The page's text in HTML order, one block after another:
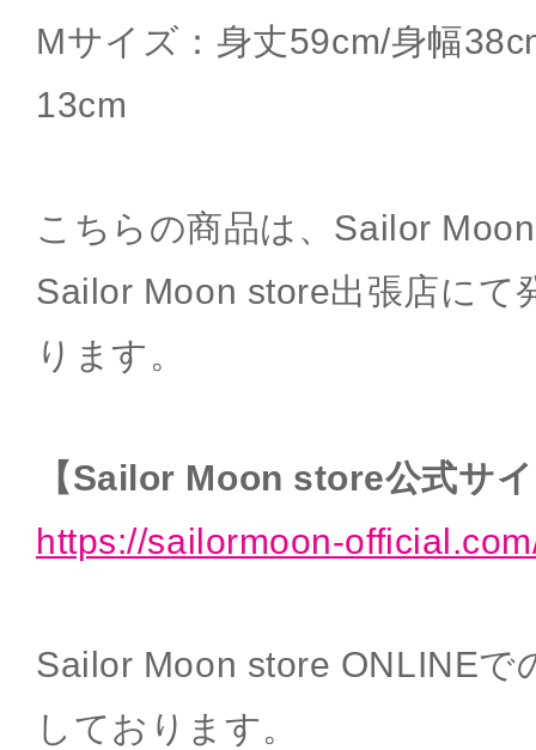
Mサイズ：身丈59cm/身幅
13cm
こちらの商品は、Sailor
Sailor Moon store出張店にて
ります。
【Sailor Moon store公式サ
https://sailormoon-
Sailor Moon store ONLINEで
しております。